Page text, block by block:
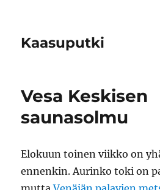
Kaasuputki
Vesa Keskisen
saunasolmu
Elokuun toinen viikko on
ennenkin. Aurinko toki on